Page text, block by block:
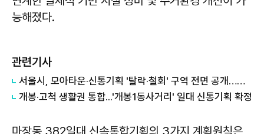
능해졌다.
관련기사
서울시, 모아타운·신통기획 '탈락·철회' 구역 전면 공개…부동산 투기성 거래 차단
개봉·고척 생활권 통합...'개봉1동사거리' 일대 신통기획 확정
마장동 382일대 신속통합기획의 3가지 계획원칙은